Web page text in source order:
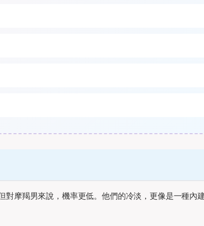
摩羯男來說，機率更低。他們的冷淡，更像是一種內